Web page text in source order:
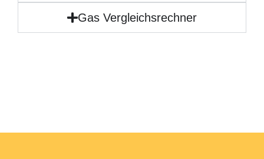
Gas Vergleichsrechner